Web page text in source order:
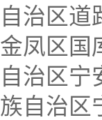
治区道
凤区国
治区宁
自治区